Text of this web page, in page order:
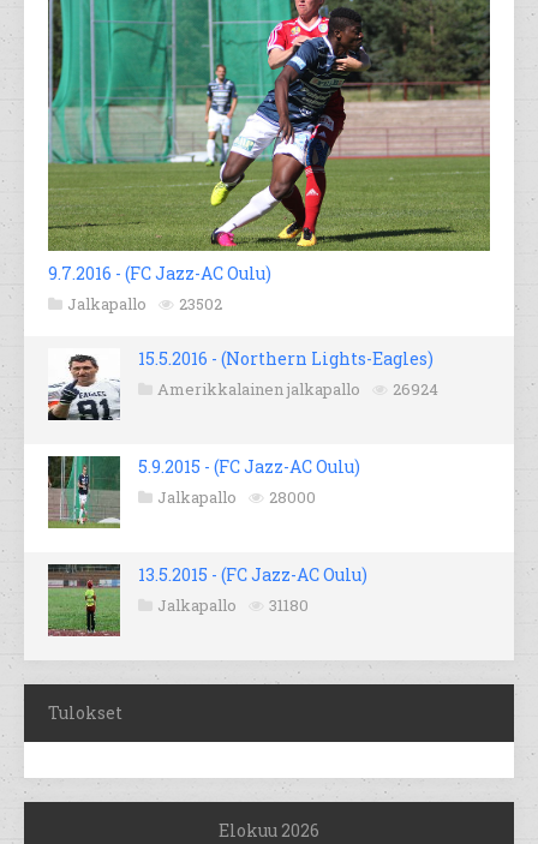
9.7.2016 - (FC Jazz-AC Oulu)
Jalkapallo 23502
15.5.2016 - (Northern Lights-Eagles)
Amerikkalainen jalkapallo 26924
5.9.2015 - (FC Jazz-AC Oulu)
Jalkapallo 28000
13.5.2015 - (FC Jazz-AC Oulu)
Jalkapallo 31180
Tulokset
Elokuu 2026